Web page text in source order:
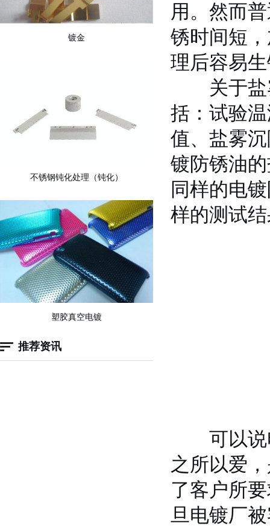
镀金
不锈钢钝化处理（钝化）
塑胶真空电镀
推荐资讯
用。然而
锈时间短
理后容易
关于盐雾
括：试验
值、盐雾
镀防锈油
同样的电
样的测试
可以说电
之所以爱
了客户所
旦电镀厂